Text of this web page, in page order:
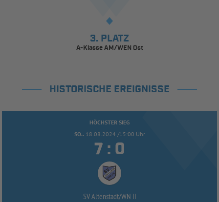
3. PLATZ
A-Klasse AM/WEN Ost
HISTORISCHE EREIGNISSE
HÖCHSTER SIEG
SO.. 18.08.2024 /15:00 Uhr
 : 
SV Altenstadt/WN II